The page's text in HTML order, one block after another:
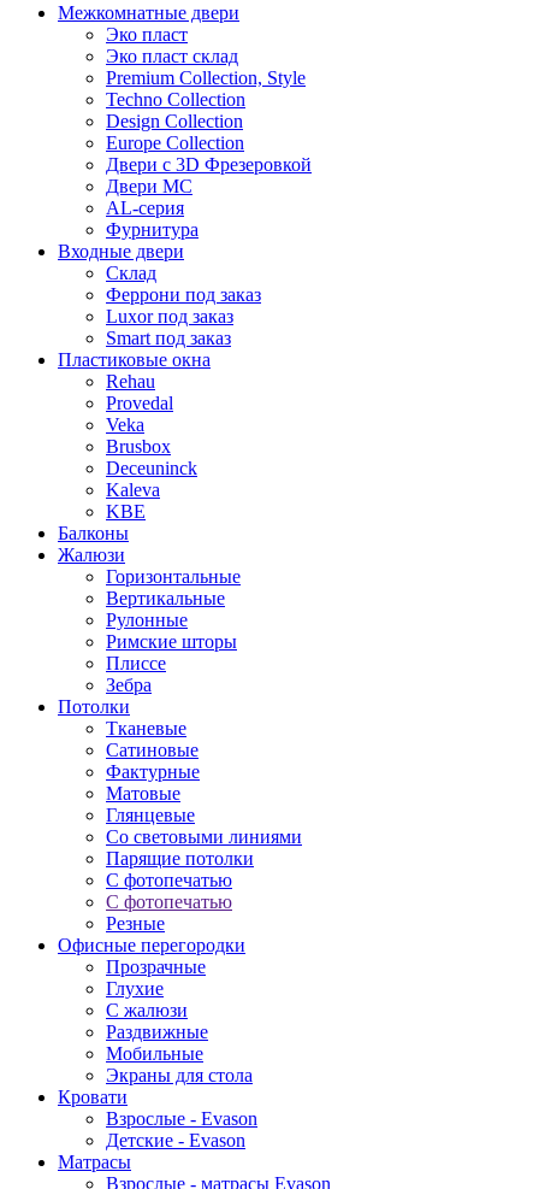
Межкомнатные двери
Эко пласт
Эко пласт склад
Premium Collection, Style
Techno Collection
Design Collection
Europe Collection
Двери с 3D Фрезеровкой
Двери МС
AL-серия
Фурнитура
Входные двери
Склад
Феррони под заказ
Luxor под заказ
Smart под заказ
Пластиковые окна
Rehau
Provedal
Veka
Brusbox
Deceuninck
Kaleva
KBE
Балконы
Жалюзи
Горизонтальные
Вертикальные
Рулонные
Римские шторы
Плиссе
Зебра
Потолки
Тканевые
Сатиновые
Фактурные
Матовые
Глянцевые
Со световыми линиями
Парящие потолки
С фотопечатью
С фотопечатью
Резные
Офисные перегородки
Прозрачные
Глухие
С жалюзи
Раздвижные
Мобильные
Экраны для стола
Кровати
Взрослые - Evason
Детские - Evason
Матрасы
Взрослые - матрасы Evason